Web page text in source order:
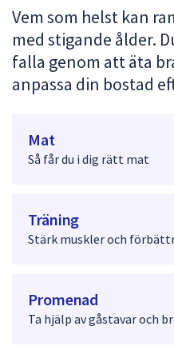
Vem som helst kan
med stigande ålder.
falla genom att äta
anpassa din bostad
Mat
Så får du i dig rätt mat
Träning
Stärk muskler och
Promenad
Ta hjälp av gåstavar och